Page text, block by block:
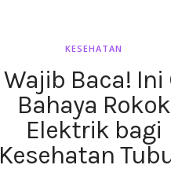
KESEHATAN
Wajib Baca! Ini
Bahaya Rokok
Elektrik bagi
Kesehatan